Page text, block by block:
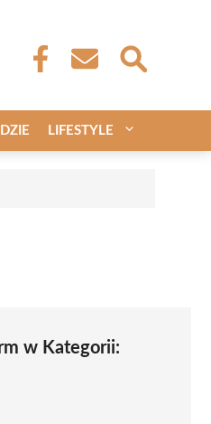
LIFESTYLE
w Kategorii: